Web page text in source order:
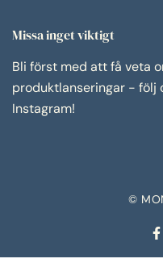
Missa inget viktigt
Bli först med att få veta
produktlanseringar - följ
Instagram!
©